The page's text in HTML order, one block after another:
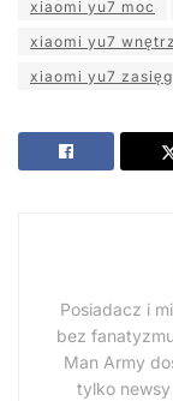
xiaomi yu7 moc
xiaomi yu7
xiaomi yu7 zasięg
Posiadacz i
bez
Man Army
tylko